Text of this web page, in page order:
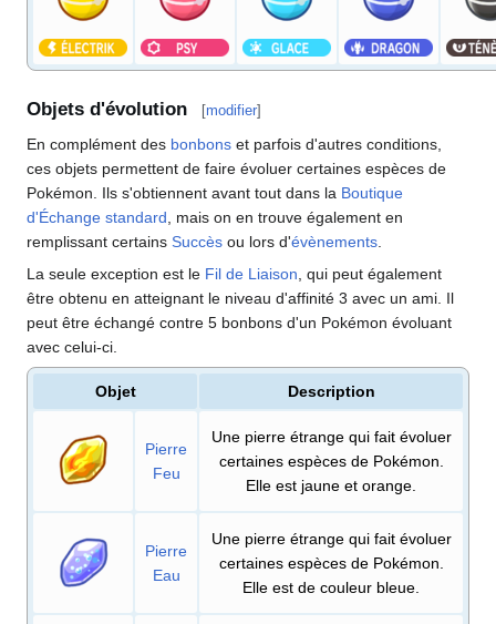
Objets d'évolution [modifier]
En complément des bonbons et parfois d'autres conditions,
ces objets permettent de faire évoluer certaines espèces de
Pokémon. Ils s'obtiennent avant tout dans la Boutique
d'Échange standard, mais on en trouve également en
remplissant certains Succès ou lors d'évènements.
La seule exception est le Fil de Liaison, qui peut également
être obtenu en atteignant le niveau d'affinité 3 avec un ami. Il
peut être échangé contre 5 bonbons d'un Pokémon évoluant
avec celui-ci.
Objet Description
Pierre
Feu
Une pierre étrange qui fait évoluer
certaines espèces de Pokémon.
Elle est jaune et orange.
Pierre
Eau
Une pierre étrange qui fait évoluer
certaines espèces de Pokémon.
Elle est de couleur bleue.